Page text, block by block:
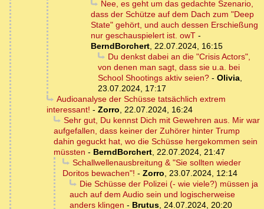
Nee, es geht um das gedachte Szenario,
dass der Schütze auf dem Dach zum "Deep
State" gehört, und auch dessen Erschießung
nur geschauspielert ist. owT -
BerndBorchert, 22.07.2024, 16:15
Du denkst dabei an die "Crisis Actors",
von denen man sagt, dass sie u.a. bei
School Shootings aktiv seien? - Olivia,
23.07.2024, 17:17
Audioanalyse der Schüsse tatsächlich extrem
interessant! - Zorro, 22.07.2024, 16:24
Sehr gut, Du kennst Dich mit Gewehren aus. Mir war
aufgefallen, dass keiner der Zuhörer hinter Trump
dahin geguckt hat, wo die Schüsse hergekommen sein
müssten - BerndBorchert, 22.07.2024, 21:47
Schallwellenausbreitung & "Sie sollten wieder
Doritos bewachen"! - Zorro, 23.07.2024, 12:14
Die Schüsse der Polizei (- wie viele?) müssen ja
auch auf dem Audio sein und logischerweise
anders klingen - Brutus, 24.07.2024, 20:20